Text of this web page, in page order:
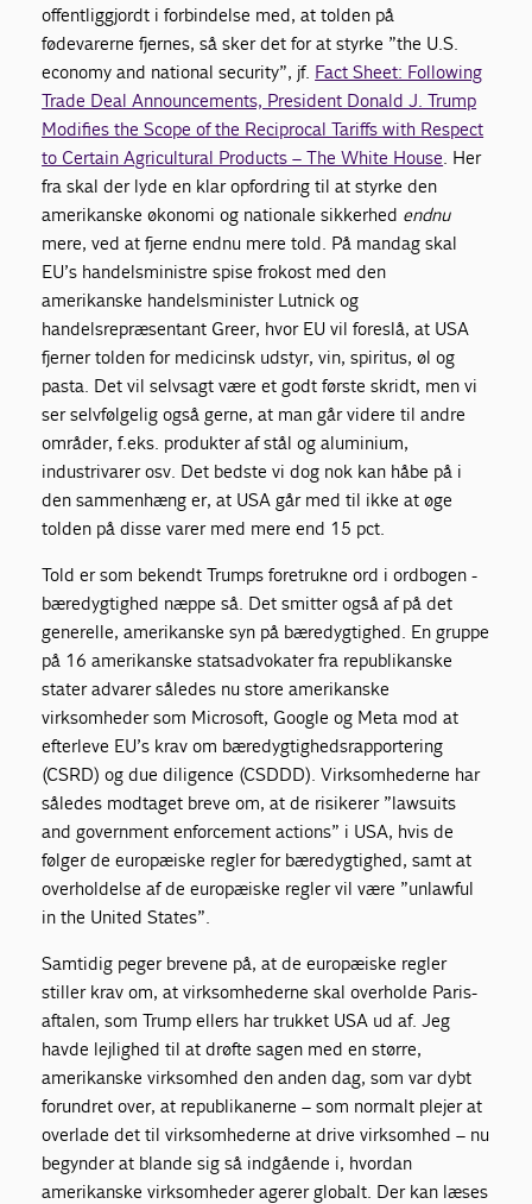
offentliggjordt i forbindelse med, at tolden på
fødevarerne fjernes, så sker det for at styrke ”the U.S.
economy and national security”, jf. Fact Sheet: Following
Trade Deal Announcements, President Donald J. Trump
Modifies the Scope of the Reciprocal Tariffs with Respect
to Certain Agricultural Products – The White House. Her
fra skal der lyde en klar opfordring til at styrke den
amerikanske økonomi og nationale sikkerhed endnu
mere, ved at fjerne endnu mere told. På mandag skal
EU’s handelsministre spise frokost med den
amerikanske handelsminister Lutnick og
handelsrepræsentant Greer, hvor EU vil foreslå, at USA
fjerner tolden for medicinsk udstyr, vin, spiritus, øl og
pasta. Det vil selvsagt være et godt første skridt, men vi
ser selvfølgelig også gerne, at man går videre til andre
områder, f.eks. produkter af stål og aluminium,
industrivarer osv. Det bedste vi dog nok kan håbe på i
den sammenhæng er, at USA går med til ikke at øge
tolden på disse varer med mere end 15 pct.
Told er som bekendt Trumps foretrukne ord i ordbogen -
bæredygtighed næppe så. Det smitter også af på det
generelle, amerikanske syn på bæredygtighed. En gruppe
på 16 amerikanske statsadvokater fra republikanske
stater advarer således nu store amerikanske
virksomheder som Microsoft, Google og Meta mod at
efterleve EU’s krav om bæredygtighedsrapportering
(CSRD) og due diligence (CSDDD). Virksomhederne har
således modtaget breve om, at de risikerer ”lawsuits
and government enforcement actions” i USA, hvis de
følger de europæiske regler for bæredygtighed, samt at
overholdelse af de europæiske regler vil være ”unlawful
in the United States”.
Samtidig peger brevene på, at de europæiske regler
stiller krav om, at virksomhederne skal overholde Paris-
aftalen, som Trump ellers har trukket USA ud af. Jeg
havde lejlighed til at drøfte sagen med en større,
amerikanske virksomhed den anden dag, som var dybt
forundret over, at republikanerne – som normalt plejer at
overlade det til virksomhederne at drive virksomhed – nu
begynder at blande sig så indgående i, hvordan
amerikanske virksomheder agerer globalt. Der kan læses